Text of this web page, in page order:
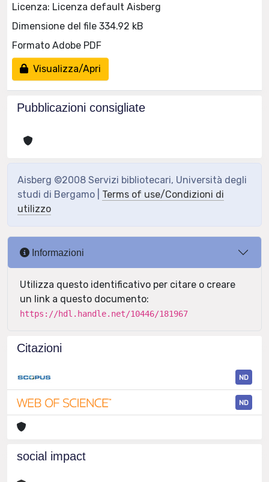
Licenza: Licenza default Aisberg
Dimensione del file 334.92 kB
Formato Adobe PDF
Visualizza/Apri
Pubblicazioni consigliate
Aisberg ©2008 Servizi bibliotecari, Università degli
studi di Bergamo | Terms of use/Condizioni di
utilizzo
Informazioni
Utilizza questo identificativo per citare o creare
un link a questo documento:
https://hdl.handle.net/10446/181967
Citazioni
ND
ND
social impact